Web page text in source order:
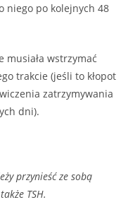
niego po kolejnych 48
musiała wstrzymać
trakcie (jeśli to kłopot
zatrzymywania
dni).
przynieść ze sobą
TSH.